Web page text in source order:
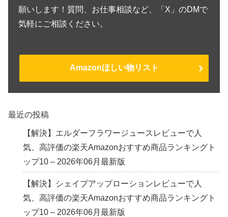
願いします！質問、お仕事相談など、「X」のDMで
気軽にご相談ください。
Amazonほしい物リスト
最近の投稿
【解決】エルダーフラワージュースレビューで人
気、高評価の楽天Amazonおすすめ商品ランキングト
ップ10 – 2026年06月最新版
【解決】シェイプアップローションレビューで人
気、高評価の楽天Amazonおすすめ商品ランキングト
ップ10 – 2026年06月最新版